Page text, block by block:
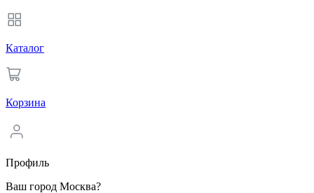
Каталог
Корзина
Профиль
Ваш город Москва?